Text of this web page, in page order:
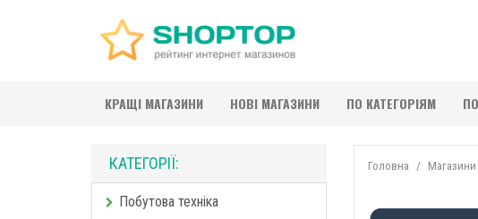
КРАЩІ МАГАЗИНИ НОВІ МАГАЗИНИ ПО КАТЕГОРІЯМ
КАТЕГОРІЇ:
Побутова техніка
Головна Магазини